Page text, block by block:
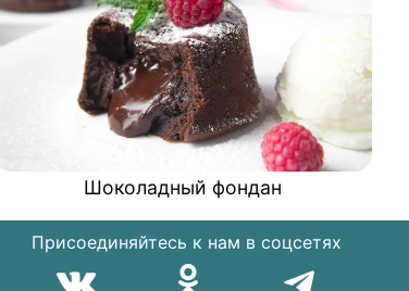
Шоколадный фондан
Присоединяйтесь к нам в соцсетях